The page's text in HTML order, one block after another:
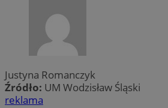
Justyna Romanczyk
Źródło: UM Wodzisław Śląski
reklama